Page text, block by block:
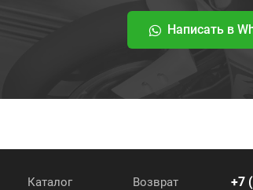
Написать в
Каталог
Возврат
+7